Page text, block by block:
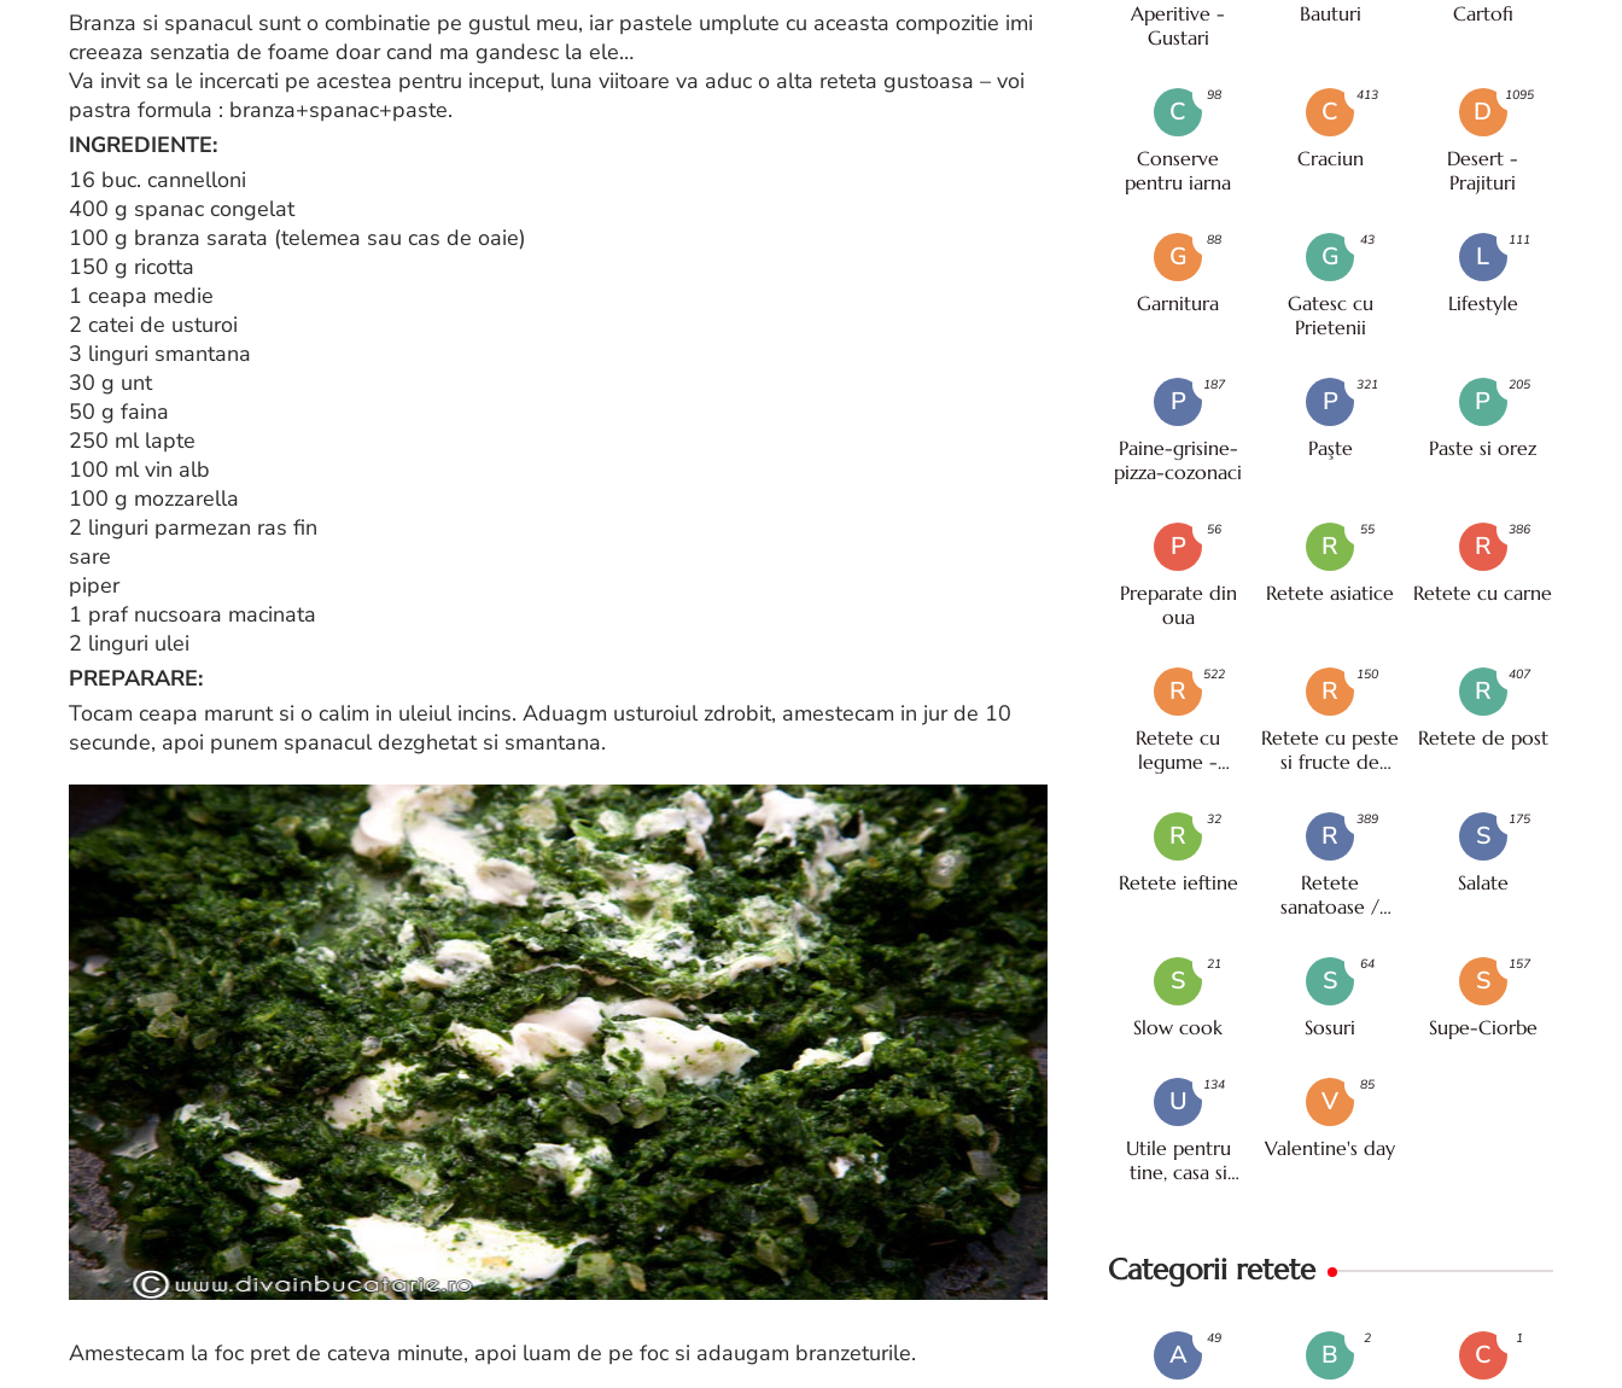
Branza si spanacul sunt o combinatie pe gustul meu, iar pastele umplute cu aceasta compozitie imi
creeaza senzatia de foame doar cand ma gandesc la ele…
Va invit sa le incercati pe acestea pentru inceput, luna viitoare va aduc o alta reteta gustoasa – voi
pastra formula : branza+spanac+paste.
INGREDIENTE:
16 buc. cannelloni
400 g spanac congelat
100 g branza sarata (telemea sau cas de oaie)
150 g ricotta
1 ceapa medie
2 catei de usturoi
3 linguri smantana
30 g unt
50 g faina
250 ml lapte
100 ml vin alb
100 g mozzarella
2 linguri parmezan ras fin
sare
piper
1 praf nucsoara macinata
2 linguri ulei
PREPARARE:
Tocam ceapa marunt si o calim in uleiul incins. Aduagm usturoiul zdrobit, amestecam in jur de 10
secunde, apoi punem spanacul dezghetat si smantana.
Amestecam la foc pret de cateva minute, apoi luam de pe foc si adaugam branzeturile.
Aperitive -
Gustari
Bauturi Cartofi
C
Conserve
pentru iarna
98
C
Craciun
413
D
Desert -
Prajituri
1095
G
Garnitura
88
G
Gatesc cu
Prietenii
43
L
Lifestyle
111
P
Paine-grisine-
pizza-cozonaci
187
P
Paşte
321
P
Paste si orez
205
P
Preparate din
oua
56
R
Retete asiatice
55
R
Retete cu carne
386
R
Retete cu
legume -
522
R
Retete cu peste
si fructe de
150
R
Retete de post
407
R
Retete ieftine
32
R
Retete
sanatoase /
389
S
Salate
175
S
Slow cook
21
S
Sosuri
64
S
Supe-Ciorbe
157
U
Utile pentru
tine, casa si
134
V
Valentine's day
85
Categorii retete
A
49
B
2
C
1